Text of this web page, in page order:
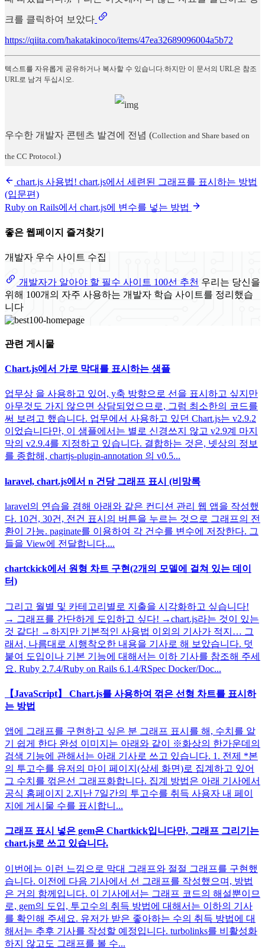
크를 클릭하여 보았다
https://qiita.com/hakatakinoco/items/47ea32689096004a5b72
텍스트를 자유롭게 공유하거나 복사할 수 있습니다.하지만 이 문서의 URL은 참조
URL로 남겨 두십시오.
우수한 개발자 콘텐츠 발견에 전념 (Collection and Share based on
the CC Protocol. )
chart.js 사용법! chart.js에서 세련된 그래프를 표시하는 방법
(입문편)
Ruby on Rails에서 chart.js에 변수를 넣는 방법
좋은 웹페이지 즐겨찾기
개발자 우수 사이트 수집
개발자가 알아야 할 필수 사이트 100선 추천 우리는 당신을
위해 100개의 자주 사용하는 개발자 학습 사이트를 정리했습
니다
관련 게시물
Chart.js에서 가로 막대를 표시하는 샘플
업무상 을 사용하고 있어, y축 방향으로 선을 표시하고 싶지만
아무것도 가지 않으면 상담되었으므로, 그럼 최소한의 코드를
써 보려고 했습니다. 업무에서 사용하고 있던 Chart.js는 v2.9.2
이었습니다만, 이 샘플에서는 별로 신경쓰지 않고 v2.9계 마지
막의 v2.9.4를 지정하고 있습니다. 결합하는 것은, 넷상의 정보
를 종합해, chartjs-plugin-annotation 의 v0.5...
laravel, chart.js에서 n 건당 그래프 표시 (비망록
laravel의 연습을 겸해 아래와 같은 컨디션 관리 웹 앱을 작성했
다. 10건, 30건, 전건 표시의 버튼을 누르는 것으로 그래프의 전
환이 가능. paginate를 이용하여 각 건수를 변수에 저장한다. 그
들을 View에 전달합니다....
chartckick에서 원형 차트 구현(2개의 모델에 걸쳐 있는 데이
터)
그리고 월별 및 카테고리별로 지출을 시각화하고 싶습니다!
→ 그래프를 간단하게 도입하고 싶다! →chart.js라는 것이 있는
것 같다! →하지만 기본적인 사용법 이외의 기사가 적지… 그
래서, 나름대로 시행착오한 내용을 기사로 해 보았습니다. 덧
붙여 도입이나 기본 기능에 대해서는 이하 기사를 참조해 주세
요. Ruby 2.7.4/Ruby on Rails 6.1.4/RSpec Docker/Doc...
【JavaScript】 Chart.js를 사용하여 꺾은 선형 차트를 표시하
는 방법
앱에 그래프를 구현하고 싶은 분 그래프 표시를 해, 수치를 알
기 쉽게 한다 완성 이미지는 아래와 같이 ※화상의 한가운데의
검색 기능에 관해서는 아래 기사로 쓰고 있습니다. 1. 전제 *본
의 투고수를 유저의 마이 페이지(상세 화면)로 집계하고 있어
그 수치를 꺾은선 그래프화합니다. 집계 방법은 아래 기사에서
공식 홈페이지 2.지난 7일간의 투고수를 취득 사용자 내 페이
지에 게시물 수를 표시합니...
그래프 표시 넣은 gem은 Chartkick입니다만, 그래프 그리기는
chart.js로 쓰고 있습니다.
이번에는 이런 느낌으로 막대 그래프와 절절 그래프를 구현했
습니다. 이전에 다음 기사에서 선 그래프를 작성했으며, 방법
은 거의 함께입니다. 이 기사에서는 그래프 코드의 해설뿐이므
로, gem의 도입, 투고수의 취득 방법에 대해서는 이하의 기사
를 확인해 주세요. 유저가 받은 좋아하는 수의 취득 방법에 대
해서는 추후 기사를 작성할 예정입니다. turbolinks를 비활성화
하지 않고도 그래프를 볼 수...